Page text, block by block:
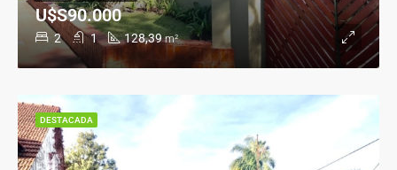
2 1 128,39 m²
U$S90.000
DESTACADA